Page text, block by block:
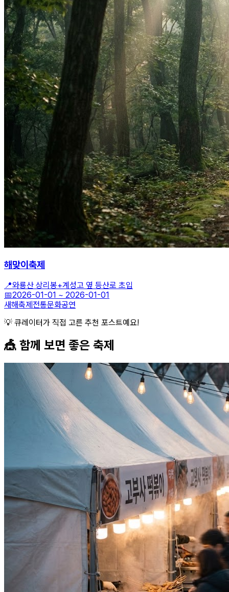
해맞이축제
📍와룡산 상리봉+계성고 옆 등산로 초입
📅2026-01-01 ~ 2026-01-01
새해축제전통문화공연
💡 큐레이터가 직접 고른 추천 포스트예요!
🎪 함께 보면 좋은 축제